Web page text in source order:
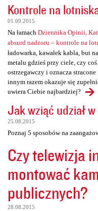
Kontrole na
01.09.2015
Na łamach Dziennika Opinii,
absurd nadzoru – kontrole na
ładowarka, kawałek kabla, but
metalu gdzieś przy ciele, czy
ostrzegawczy i oznacza
innym razem okazuje się
uwiera Ciebie najbardziej?
Jak wziąć udział
25.08.2015
Poznaj 5 sposobów na
Czy telewizja
montować
publicznych?
28.08.2015